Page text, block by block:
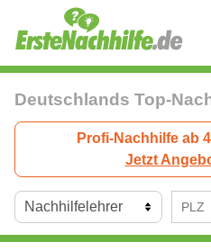
Deutschlands Top-
Profi-Nachhilfe ab
Jetzt